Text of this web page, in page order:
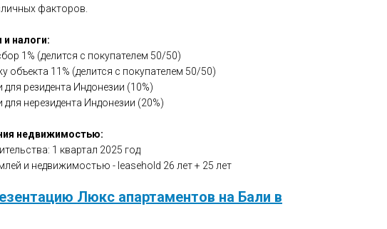
факторов.
налоги:
1% (делится с покупателем 50/50)
объекта 11% (делится с покупателем 50/50)
резидента Индонезии (10%)
нерезидента Индонезии (20%)
недвижимостью:
1 квартал 2025 год
и недвижимостью - leasehold 26 лет + 25 лет
Люкс апартаментов на Бали в